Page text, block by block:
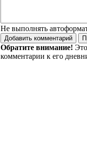
Не выполнять
Обратите внимание!
комментарии к его